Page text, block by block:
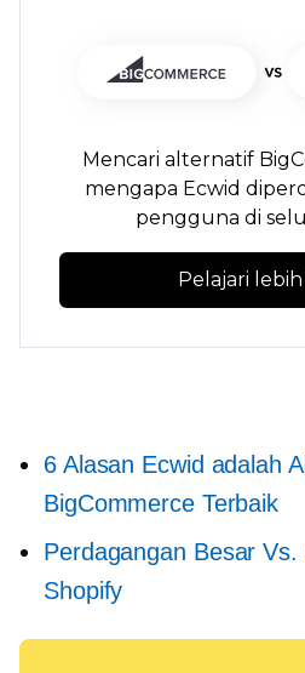
Mencari alternatif
mengapa Ecwid
pengguna di
Pelajari
6 Alasan Ecwid adalah
BigCommerce Terbaik
Perdagangan Besar Vs.
Shopify